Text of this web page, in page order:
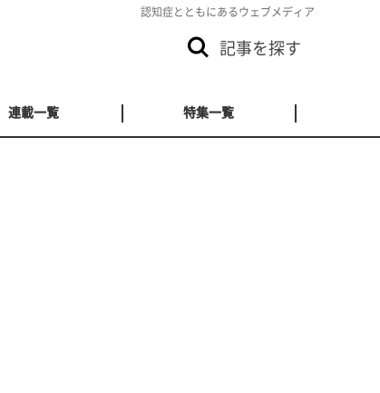
認知症とともにあるウェブメディア
記事を探す
連載一覧 特集一覧